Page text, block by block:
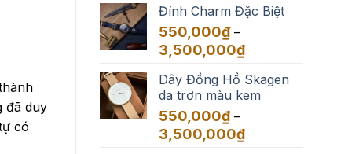
đã duy
có
từ
đến
Đính Charm Đặc Biệt
550,000₫ –
3,500,000₫Khoảng
từ
550,000₫
3,500,000₫
Dây Đồng Hồ Skagen
da trơn màu kem
550,000₫ –
3,500,000₫Khoảng